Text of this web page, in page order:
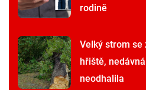
rodině
Velký strom se
hřiště,
neodhalila